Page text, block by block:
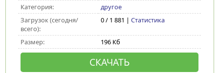
Категория:
другое
Загрузок (сегодня/
всего):
0 / 1 881 | Статистика
Размер: 196 Кб
СКАЧАТЬ